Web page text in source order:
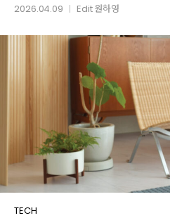
하이진
2026.04.09 Edit원하영
청소의
TECH